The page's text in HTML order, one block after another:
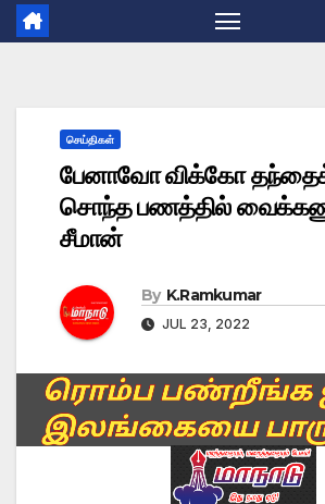
செய்திகள்
பேனாவோ விக்கோ
சொந்த பணத்தில்
சீமான்
By K.Ramkumar
JUL 23, 2022